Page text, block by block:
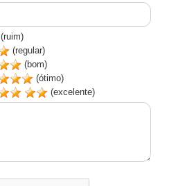
(ruim)
(regular)
(bom)
(ótimo)
(excelente)